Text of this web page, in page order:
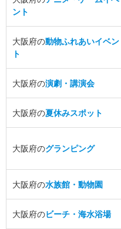
ント
大阪府の動物ふれあいイベン
ト
大阪府の演劇・講演会
大阪府の夏休みスポット
大阪府のグランピング
大阪府の水族館・動物園
大阪府のビーチ・海水浴場